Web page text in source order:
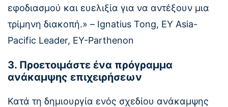
εφοδιασμού και ευελιξία για να αντέξουν μια
τρίμηνη διακοπή.» – Ignatius Tong, EY Asia-
Pacific Leader, EY-Parthenon
3. Προετοιμάστε ένα πρόγραμμα
ανάκαμψης επιχειρήσεων
Κατά τη δημιουργία ενός σχεδίου ανάκαμψης